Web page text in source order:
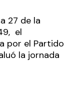
27 de la
el
por el Partido
la jornada